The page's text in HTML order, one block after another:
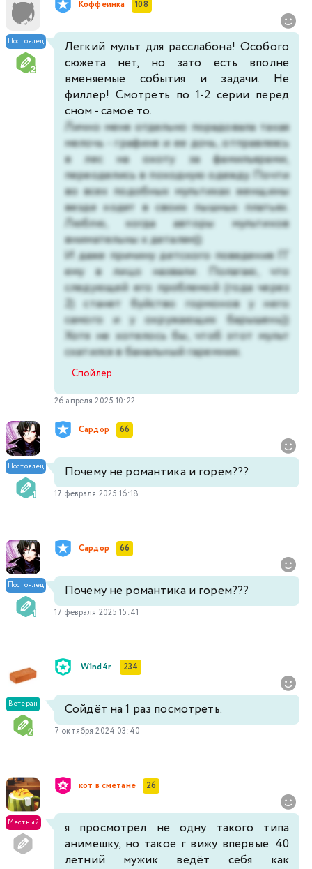
Постоялец
Коффеинка 108
Легкий мульт для расслабона! Особого
сюжета нет, но зато есть вполне
вменяемые события и задачи. Не
филлер! Смотреть по 1-2 серии перед
сном - самое то.
Лично меня отдельно порадовала такая
мелочь - графиня и ее дочь, отправляясь
в лес на охоту за фамильярами,
переоделись в походную одежду. Почти
во всех подобных мультиках женщины
везде ходят в своих пышных платьях.
Люблю, когда авторы мультиков
внимательны к деталям))
И даже причину детского поведения ГГ
ему в лицо назвали. Полагаю, что
следующей его проблемой (года через
2) станет буйство гормонов у него
самого и у окружающих барышень))
Хотя не хотелось бы, чтоб этот мульт
скатился в банальный гаремник.
Спойлер
26 апреля 2025 10:22
Постоялец
Сардор 66
Почему не романтика и горем???
17 февраля 2025 16:18
Постоялец
Сардор 66
Почему не романтика и горем???
17 февраля 2025 15:41
Ветеран
W1nd4r 234
Сойдёт на 1 раз посмотреть.
7 октября 2024 03:40
Местный
кот в сметане 26
я просмотрел не одну такого типа
анимешку, но такое г вижу впервые. 40
летний мужик ведёт себя как